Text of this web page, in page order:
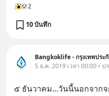
2
10 บันทึก
Bangkoklife - กรุงเทพประ
5 ธ.ค. 2019 เวลา 00:00 •
๕ ธันวาคม...วันนี้นอกจาก